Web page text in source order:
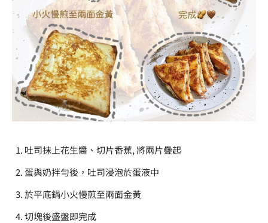
吐司抹上花生醬、切片香蕉, 將兩片疊起
蛋與奶拌勻後，吐司浸泡於蛋液中
於平底鍋小火慢煎至兩面金黃
切塊後盛盤即完成